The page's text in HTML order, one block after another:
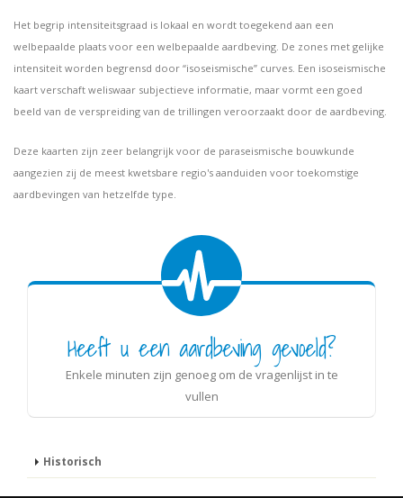
Het begrip intensiteitsgraad is lokaal en wordt toegekend aan een
welbepaalde plaats voor een welbepaalde aardbeving. De zones met gelijke
intensiteit worden begrensd door “isoseismische” curves. Een isoseismische
kaart verschaft weliswaar subjectieve informatie, maar vormt een goed
beeld van de verspreiding van de trillingen veroorzaakt door de aardbeving.
Deze kaarten zijn zeer belangrijk voor de paraseismische bouwkunde
aangezien zij de meest kwetsbare regio's aanduiden voor toekomstige
aardbevingen van hetzelfde type.
Heeft u een aardbeving gevoeld?
Enkele minuten zijn genoeg om de vragenlijst in te
vullen
Historisch